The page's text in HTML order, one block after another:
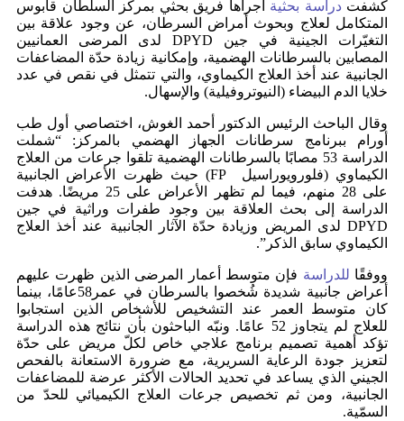
كشفت دراسة بحثية أجراها فريق بحثي بمركز السلطان قابوس
المتكامل لعلاج وبحوث أمراض السرطان، عن وجود علاقة بين
التغيّرات الجينية في جين DPYD لدى المرضى العمانيين
المصابين بالسرطانات الهضمية، وإمكانية زيادة حدّة المضاعفات
الجانبية عند أخذ العلاج الكيماوي، والتي تتمثل في نقص في عدد
خلايا الدم البيضاء (النيوتروفيلية) والإسهال.
وقال الباحث الرئيس الدكتور أحمد الغوش، اختصاصي أول طب
أورام ببرنامج سرطانات الجهاز الهضمي بالمركز: “شملت
الدراسة 53 مصابًا بالسرطانات الهضمية تلقوا جرعات من العلاج
الكيماوي (فلورويوراسيل FP) حيث ظهرت الأعراض الجانبية
على 28 منهم، فيما لم تظهر الأعراض على 25 مريضًا. هدفت
الدراسة إلى بحث العلاقة بين وجود طفرات وراثية في جين
DPYD لدى المريض وزيادة حدّة الآثار الجانبية عند أخذ العلاج
الكيماوي سابق الذكر”.
ووفقًا للدراسة فإن متوسط أعمار المرضى الذين ظهرت عليهم
أعراض جانبية شديدة شُخصوا بالسرطان في عمر58عامًا، بينما
كان متوسط العمر عند التشخيص للأشخاص الذين استجابوا
للعلاج لم يتجاوز 52 عامًا. ونبّه الباحثون بأن نتائج هذه الدراسة
تؤكد أهمية تصميم برنامج علاجي خاص لكلّ مريض على حدّة
لتعزيز جودة الرعاية السريرية، مع ضرورة الاستعانة بالفحص
الجيني الذي يساعد في تحديد الحالات الأكثر عرضة للمضاعفات
الجانبية، ومن ثم تخصيص جرعات العلاج الكيميائي للحدّ من
السمّية.